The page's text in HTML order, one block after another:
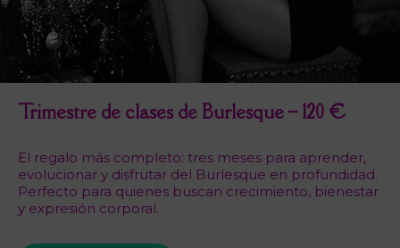
Trimestre de clases de Burlesque – 120 €
El regalo más completo: tres meses para aprender,
evolucionar y disfrutar del Burlesque en profundidad.
Perfecto para quienes buscan crecimiento, bienestar
y expresión corporal.